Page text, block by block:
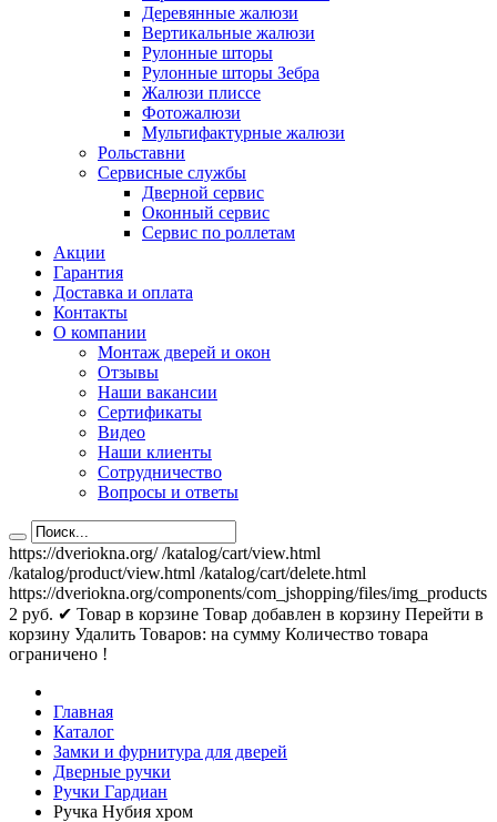
Деревянные жалюзи
Вертикальные жалюзи
Рулонные шторы
Рулонные шторы Зебра
Жалюзи плиссе
Фотожалюзи
Мультифактурные жалюзи
Рольставни
Сервисные службы
Дверной сервис
Оконный сервис
Сервис по роллетам
Акции
Гарантия
Доставка и оплата
Контакты
О компании
Монтаж дверей и окон
Отзывы
Наши вакансии
Сертификаты
Видео
Наши клиенты
Сотрудничество
Вопросы и ответы
https://dveriokna.org/ /katalog/cart/view.html
/katalog/product/view.html /katalog/cart/delete.html
https://dveriokna.org/components/com_jshopping/files/img_products
2 руб. ✔ Товар в корзине Товар добавлен в корзину Перейти в
корзину Удалить Товаров: на сумму Количество товара
ограничено !
Главная
Каталог
Замки и фурнитура для дверей
Дверные ручки
Ручки Гардиан
Ручка Нубия хром